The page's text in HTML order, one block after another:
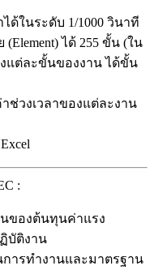
ด้ในระดับ 1/1000 วินาที
ได้ 255 ขั้น (ใน
งแต่ละขั้นของงาน ได้ขั้น
ช่วงเวลาของแต่ละงาน
:
ของต้นทุนค่าแรง
บัติงาน
ารทำงานและมาตรฐาน